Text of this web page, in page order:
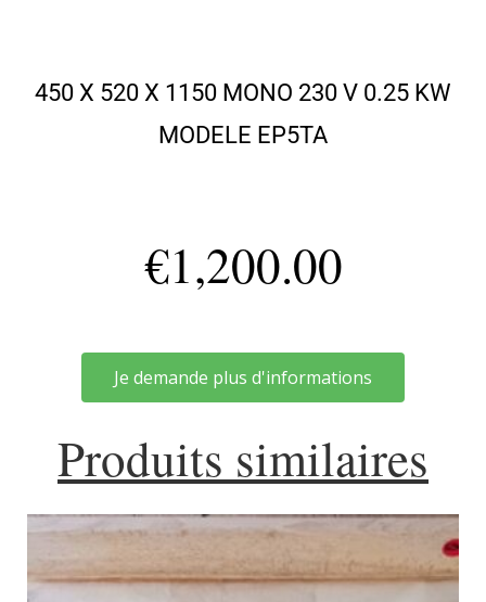
450 X 520 X 1150 MONO 230 V 0.25 KW
MODELE EP5TA
€1,200.00
Je demande plus d'informations
Produits similaires